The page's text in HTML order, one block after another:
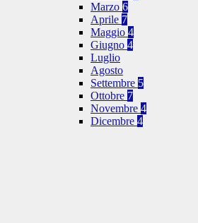
Marzo 6
Aprile 7
Maggio 4
Giugno 4
Luglio
Agosto
Settembre 5
Ottobre 7
Novembre 4
Dicembre 4